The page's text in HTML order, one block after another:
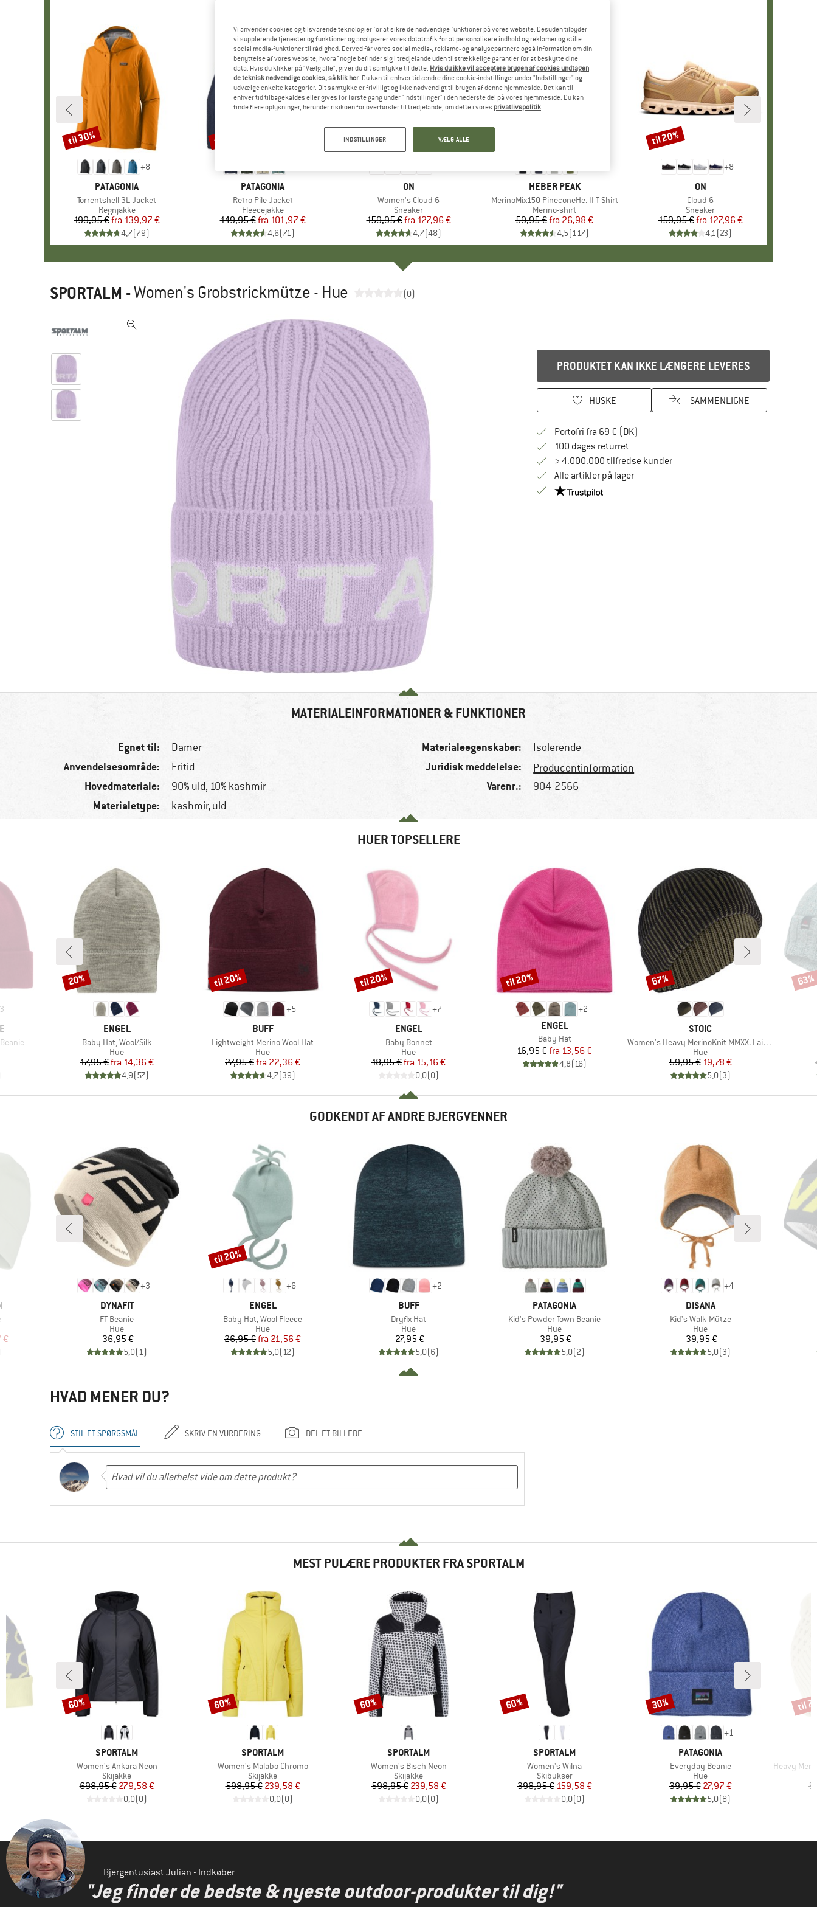
+8
MÆRKE
PATAGONIA
Artikel
Torrentshell 3L Jacket
Produktgruppe
Regnjakke
Pris
199,95 € Nedsat pris
fra 139,97 €
4,7(79)
Rabat
til 30%
MÆRKE
PATAGONIA
Artikel
Retro Pile Jacket
Produktgruppe
Fleecejakke
Pris
149,95 € Nedsat pris
fra 101,97 €
4,6(71)
Rabat
til 32%
MÆRKE
ON
Artikel
Women's Cloud 6
Produktgruppe
Sneaker
Pris
159,95 € Nedsat pris
fra 127,96 €
4,7(48)
Rabat
til 20%
MÆRKE
HEBER PEAK
Artikel
MerinoMix150 PineconeHe. II T-Shirt
Produktgruppe
Merino-shirt
Pris
59,95 € Nedsat pris
fra 26,98 €
4,5(117)
+8
MÆRKE
ON
Artikel
Cloud 6
Produktgruppe
Sneaker
Pris
159,95 € Nedsat pris
fra 127,96 €
4,1(23)
Rabat
til 20%
SPORTALM -Women's Grobstrickmütze - Hue (0)
PRODUKTET KAN IKKE LÆNGERE LEVERES
HUSKE SAMMENLIGNE
Portofri fra 69 € (DK)
100 dages returretGå til returretten her Åbnes i en infoboks
> 4.000.000 tilfredse kunder
Alle artikler på lager
Vi er Trustpilot-certificeret - oplysningerne får du
MATERIALEINFORMATIONER & FUNKTIONER
Egnet til: Damer
Anvendelsesområde: Fritid
Hovedmateriale: 90% uld, 10% kashmir
Materialetype: kashmir, uld
Materialeegenskaber: Isolerende
Juridisk meddelelse: Producentinformation
Varenr.: 904-2566
HUER TOPSELLERE
3
MÆRKE
ENGEL
Artikel
Baby Hat, Wool/Silk
Produktgruppe
Hue
Pris
17,95 € Nedsat pris
fra 14,36 €
4,9(57)
Rabat
20%
+5
MÆRKE
BUFF
Artikel
Lightweight Merino Wool Hat
Produktgruppe
Hue
Pris
27,95 € Nedsat pris
fra 22,36 €
4,7(39)
Rabat
til 20%
+7
MÆRKE
ENGEL
Artikel
Baby Bonnet
Produktgruppe
Hue
Pris
18,95 € Nedsat pris
fra 15,16 €
0,0(0)
Rabat
til 20%
+2
MÆRKE
ENGEL
Artikel
Baby Hat
Pris
16,95 € Nedsat pris
fra 13,56 €
4,8(16)
Rabat
til 20%
MÆRKE
STOIC
Artikel
Women's Heavy MerinoKnit MMXX. Laisdalen Beanie
Produktgruppe
Hue
Pris
59,95 €Nedsat pris
19,78 €
5,0(3)
Rabat
67% Rabat
63%
GODKENDT AF ANDRE BJERGVENNER
€
+3
MÆRKE
DYNAFIT
Artikel
FT Beanie
Produktgruppe
Hue
Pris
36,95 €
5,0(1)
+6
MÆRKE
ENGEL
Artikel
Baby Hat, Wool Fleece
Produktgruppe
Hue
Pris
26,95 € Nedsat pris
fra 21,56 €
5,0(12)
Rabat
til 20%
+2
MÆRKE
BUFF
Artikel
Dryflx Hat
Produktgruppe
Hue
Pris
27,95 €
5,0(6)
MÆRKE
PATAGONIA
Artikel
Kid's Powder Town Beanie
Produktgruppe
Hue
Pris
39,95 €
5,0(2)
+4
MÆRKE
DISANA
Artikel
Kid's Walk-Mütze
Produktgruppe
Hue
Pris
39,95 €
5,0(3)
HVAD MENER DU?
STIL ET SPØRGSMÅL SKRIV EN VURDERING DEL ET BILLEDE
MEST PULÆRE PRODUKTER FRA SPORTALM
MÆRKE
SPORTALM
Artikel
Women's Ankara Neon
Produktgruppe
Skijakke
Pris
698,95 €Nedsat pris
279,58 €
0,0(0)
Rabat
60%
MÆRKE
SPORTALM
Artikel
Women's Malabo Chromo
Produktgruppe
Skijakke
Pris
598,95 €Nedsat pris
239,58 €
0,0(0)
Rabat
60%
MÆRKE
SPORTALM
Artikel
Women's Bisch Neon
Produktgruppe
Skijakke
Pris
598,95 €Nedsat pris
239,58 €
0,0(0)
Rabat
60%
MÆRKE
SPORTALM
Artikel
Women's Wilna
Produktgruppe
Skibukser
Pris
398,95 €Nedsat pris
159,58 €
0,0(0)
Rabat
60%
+1
MÆRKE
PATAGONIA
Artikel
Everyday Beanie
Produktgruppe
Hue
Pris
39,95 €Nedsat pris
27,97 €
5,0(8)
Rabat
30%
Artikel
Heavy
Rabat
til
Bjergentusiast Julian - Indkøber
"Jeg finder de bedste & nyeste outdoor-produkter til dig!"
Vi anvender cookies og tilsvarende teknologier for at sikre de nødvendige funktioner på vores website. Desuden tilbyder
vi supplerende tjenester og funktioner og analyserer vores datatrafik for at personalisere indhold og reklamer og stille
social media-funktioner til rådighed. Derved får vores social media-, reklame- og analysepartnere også information om din
benyttelse af vores website, hvoraf nogle befinder sig i tredjelande uden tilstrækkelige garantier for at beskytte dine
data. Hvis du klikker på "Vælg alle", giver du dit samtykke til dette. Hvis du ikke vil acceptere brugen af cookies undtagen
de teknisk nødvendige cookies, så klik her. Du kan til enhver tid ændre dine cookie-indstillinger under "Indstillinger" og
udvælge enkelte kategorier. Dit samtykke er frivilligt og ikke nødvendigt til brugen af denne hjemmeside. Det kan til
enhver tid tilbagekaldes eller gives for første gang under "Indstillinger" i den nederste del på vores hjemmeside. Du kan
finde flere oplysninger, herunder risikoen for overførsler til tredjelande, om dette i vores privatlivspolitik.
INDSTILLINGER VÆLG ALLE